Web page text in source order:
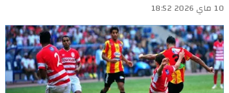
10 ماي 2026 18:52